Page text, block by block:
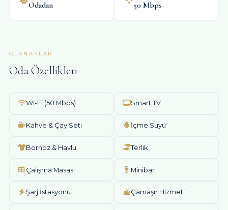
Odadan 50 Mbps
OLANAKLAR
Oda Özellikleri
Wi-Fi (50 Mbps) Smart TV
Kahve & Çay Seti İçme Suyu
Bornoz & Havlu Terlik
Çalışma Masası Minibar
Şarj İstasyonu Çamaşır Hizmeti